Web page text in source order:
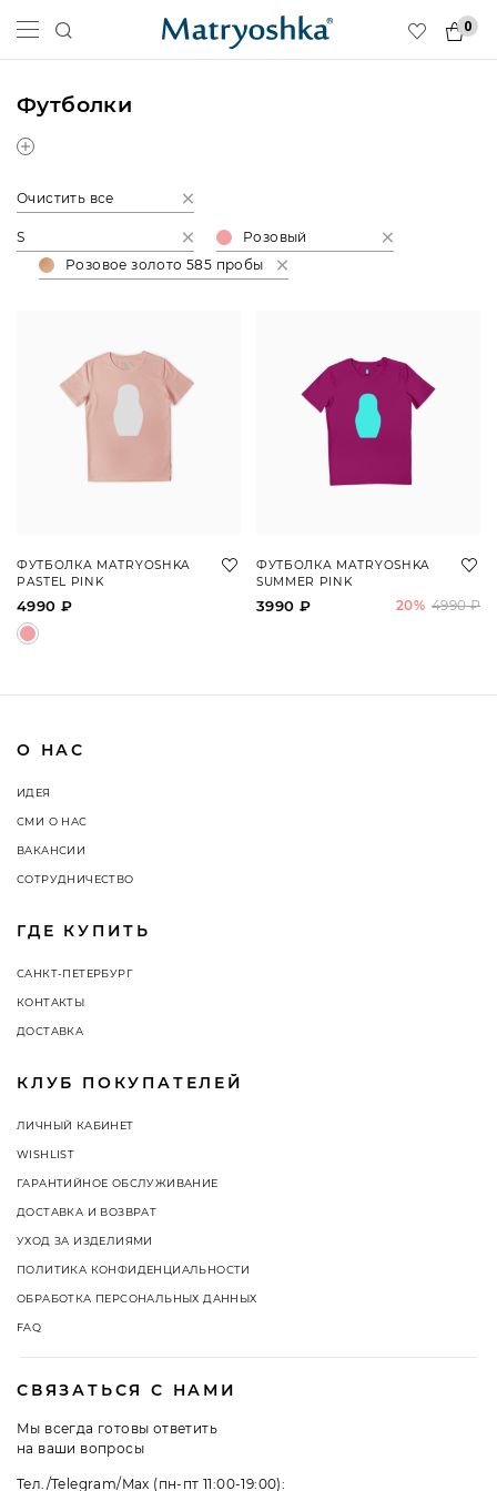
0
Футболки
Очистить все
S
Розовый
Розовое золото 585 пробы
ФУТБОЛКА MATRYOSHKA
PASTEL PINK
4990 ₽
ФУТБОЛКА MATRYOSHKA
SUMMER PINK
3990 ₽ 4990 ₽
20%
О НАС
ИДЕЯ
СМИ О НАС
ВАКАНСИИ
СОТРУДНИЧЕСТВО
ГДЕ КУПИТЬ
САНКТ-ПЕТЕРБУРГ
КОНТАКТЫ
ДОСТАВКА
КЛУБ ПОКУПАТЕЛЕЙ
ЛИЧНЫЙ КАБИНЕТ
WISHLIST
ГАРАНТИЙНОЕ ОБСЛУЖИВАНИЕ
ДОСТАВКА И ВОЗВРАТ
УХОД ЗА ИЗДЕЛИЯМИ
ПОЛИТИКА КОНФИДЕНЦИАЛЬНОСТИ
ОБРАБОТКА ПЕРСОНАЛЬНЫХ ДАННЫХ
FAQ
СВЯЗАТЬСЯ С НАМИ
Мы всегда готовы ответить
на ваши вопросы
Тел./Telegram/Max (пн-пт 11:00-19:00):